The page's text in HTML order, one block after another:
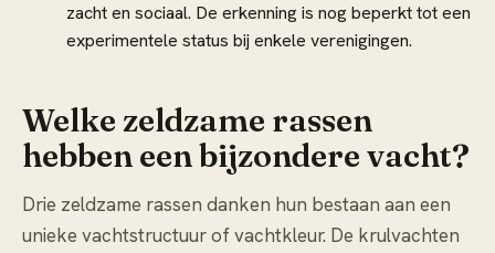
zacht en sociaal. De erkenning is nog beperkt tot een
experimentele status bij enkele verenigingen.
Welke zeldzame rassen
hebben een bijzondere vacht?
Drie zeldzame rassen danken hun bestaan aan een
unieke vachtstructuur of vachtkleur. De krulvachten